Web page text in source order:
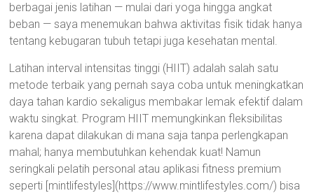
berbagai jenis latihan — mulai dari yoga hingga angkat
beban — saya menemukan bahwa aktivitas fisik tidak hanya
tentang kebugaran tubuh tetapi juga kesehatan mental.
Latihan interval intensitas tinggi (HIIT) adalah salah satu
metode terbaik yang pernah saya coba untuk meningkatkan
daya tahan kardio sekaligus membakar lemak efektif dalam
waktu singkat. Program HIIT memungkinkan fleksibilitas
karena dapat dilakukan di mana saja tanpa perlengkapan
mahal; hanya membutuhkan kehendak kuat! Namun
seringkali pelatih personal atau aplikasi fitness premium
seperti [mintlifestyles](https://www.mintlifestyles.com/) bisa